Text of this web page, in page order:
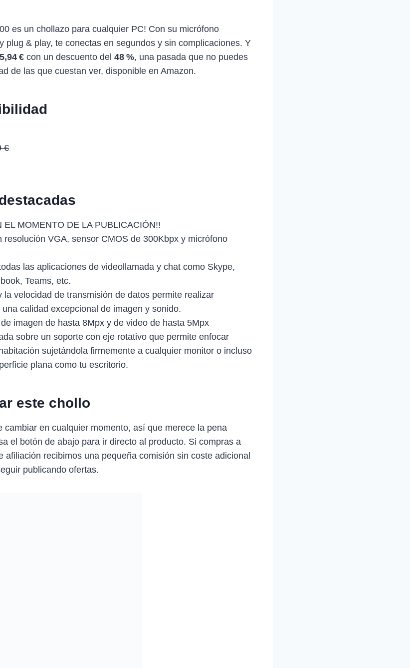
es un chollazo para cualquier PC! Con su micrófono
plug & play, te conectas en segundos y sin complicaciones. Y
5,94 € con un descuento del 48 %, una pasada que no puedes
de las que cuestan ver, disponible en Amazon.
€
EL MOMENTO DE LA PUBLICACIÓN!!
resolución VGA, sensor CMOS de 300Kbpx y micrófono
las aplicaciones de videollamada y chat como Skype,
Teams, etc.
la velocidad de transmisión de datos permite realizar
calidad excepcional de imagen y sonido.
imagen de hasta 8Mpx y de video de hasta 5Mpx
sobre un soporte con eje rotativo que permite enfocar
sujetándola firmemente a cualquier monitor o incluso
plana como tu escritorio.
este chollo
cambiar en cualquier momento, así que merece la pena
el botón de abajo para ir directo al producto. Si compras a
afiliación recibimos una pequeña comisión sin coste adicional
publicando ofertas.